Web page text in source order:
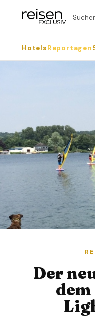
HotelsReportagen
Der
dem